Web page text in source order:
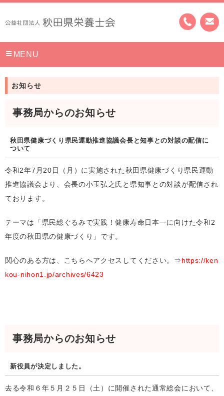
MENU
お知らせ
事務局からのお知らせ
秋田県健康づくり県民運動推進協議会長と知事との対談の配信に
ついて
令和2年7月20日（月）に実施された秋田県健康づくり県民運動
推進協議会より、会長の小玉弘之氏と県知事との対談が配信され
ております。
テーマは「県民総ぐるみで実践！健康寿命日本一に向けた令和2
年度の秋田県の健康づくり」です。
関心のある方は、こちらへアクセスしてください。⇒https://ken
kou-nihon1.jp/archives/6423
事務局からのお知らせ
新役員が決定しました。
去る令和６年５月２５日（土）に開催された通常総会において、